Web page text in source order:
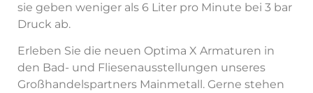
sie geben weniger als 6 Liter pro Minute bei 3 bar
Druck ab.
Erleben Sie die neuen Optima X Armaturen in
den Bad- und Fliesenausstellungen unseres
Großhandelspartners Mainmetall. Gerne stehen